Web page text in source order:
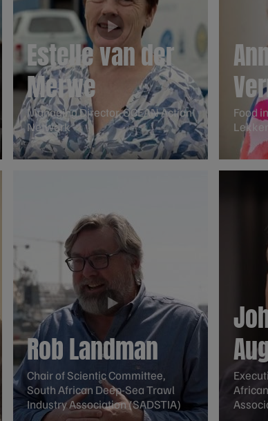
Estelle van der
Merwe
Managing Director, OCEAN Action
Network
Food
Rob Landman
Chair of Scientic Committee,
South African Deep-Sea Trawl
Industry Association (SADSTIA)